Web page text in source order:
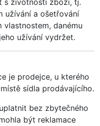
s životností zboží, tj.
užívání a ošetřování
danému
užívání vydržet.
je prodejce, u kterého
sídla prodávajícího.
bez zbytečného
být reklamace